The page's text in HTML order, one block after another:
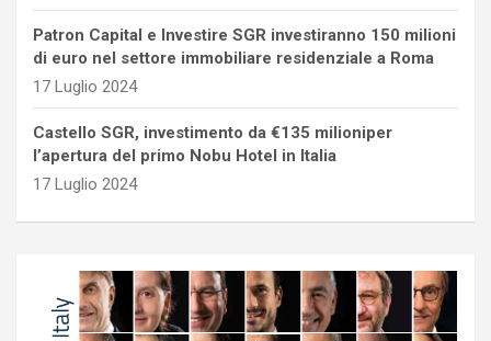
Patron Capital e Investire SGR investiranno 150 milioni
di euro nel settore immobiliare residenziale a Roma
17 Luglio 2024
Castello SGR, investimento da €135 milioniper
l’apertura del primo Nobu Hotel in Italia
17 Luglio 2024